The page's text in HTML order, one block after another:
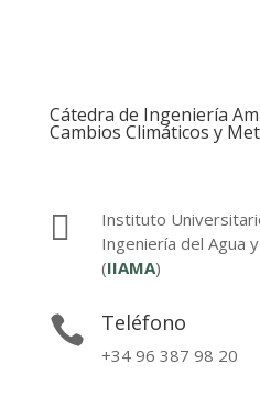
Cátedra de Ingeniería
Cambios Climáticos y

Instituto
Ingeniería del Agua
(IIAMA)
 Teléfono
+34 96 387 98 20